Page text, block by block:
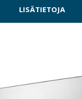
LISÄTIETOJA